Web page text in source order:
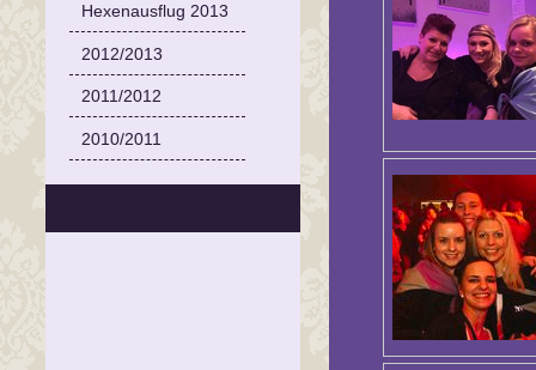
Hexenausflug 2013
2012/2013
2011/2012
2010/2011